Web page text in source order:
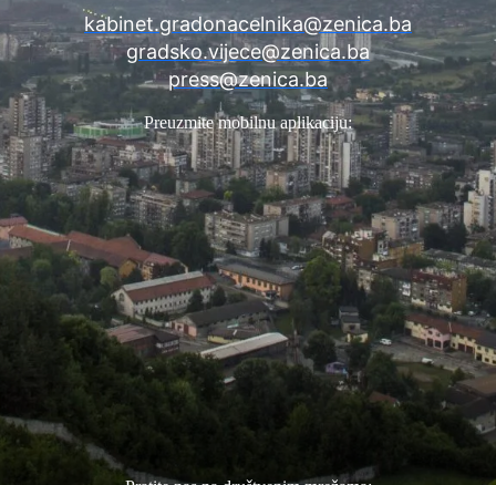
kabinet.gradonacelnika@zenica.ba
gradsko.vijece@zenica.ba
press@zenica.ba
Preuzmite mobilnu aplikaciju: